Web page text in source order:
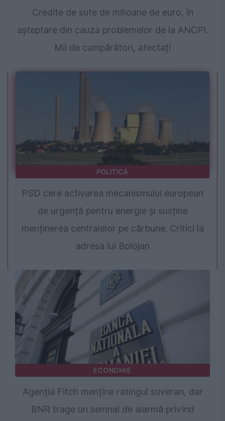
Credite de sute de milioane de euro, în
așteptare din cauza problemelor de la ANCPI.
Mii de cumpărători, afectați
POLITICA
PSD cere activarea mecanismului european
de urgență pentru energie și susține
menținerea centralelor pe cărbune. Critici la
adresa lui Bolojan
ECONOMIE
Agenția Fitch menține ratingul suveran, dar
BNR trage un semnal de alarmă privind